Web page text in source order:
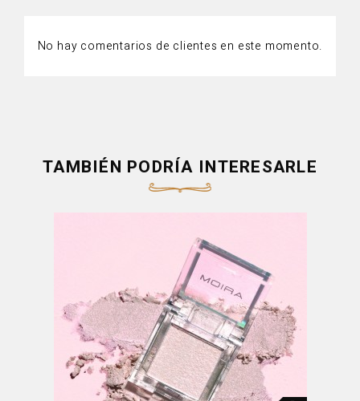
No hay comentarios de clientes en este momento.
TAMBIÉN PODRÍA INTERESARLE